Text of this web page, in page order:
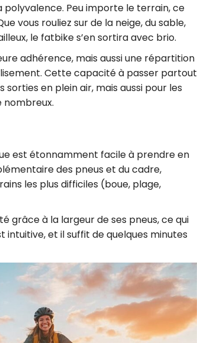
polyvalence. Peu importe le terrain, ce
vous rouliez sur de la neige, du sable,
le fatbike s’en sortira avec brio.
adhérence, mais aussi une répartition
Cette capacité à passer partout
en plein air, mais aussi pour les
est étonnamment facile à prendre en
des pneus et du cadre,
les plus difficiles (boue, plage,
grâce à la largeur de ses pneus, ce qui
intuitive, et il suffit de quelques minutes